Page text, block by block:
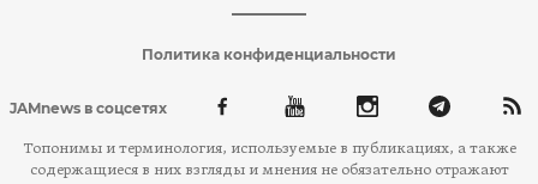
Политика конфиденциальности
JAMnews в соцсетях
Топонимы и терминология, используемые в публикациях, а также
содержащиеся в них взгляды и мнения не обязательно отражают